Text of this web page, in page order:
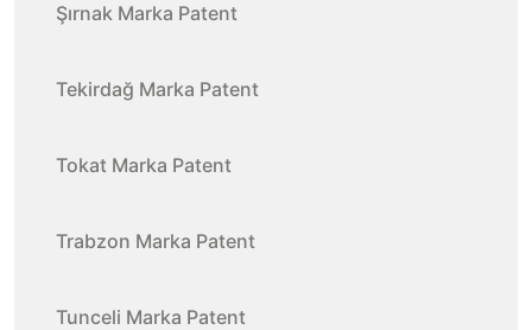
Şırnak Marka Patent
Tekirdağ Marka Patent
Tokat Marka Patent
Trabzon Marka Patent
Tunceli Marka Patent